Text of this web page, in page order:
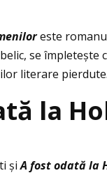
este
se
literare pierdute.
la
șiA fost odată la